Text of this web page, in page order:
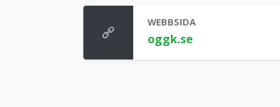
WEBBSIDA
oggk.se